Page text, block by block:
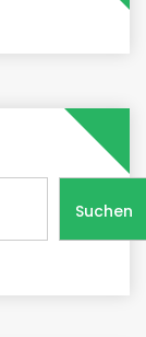
Suchen